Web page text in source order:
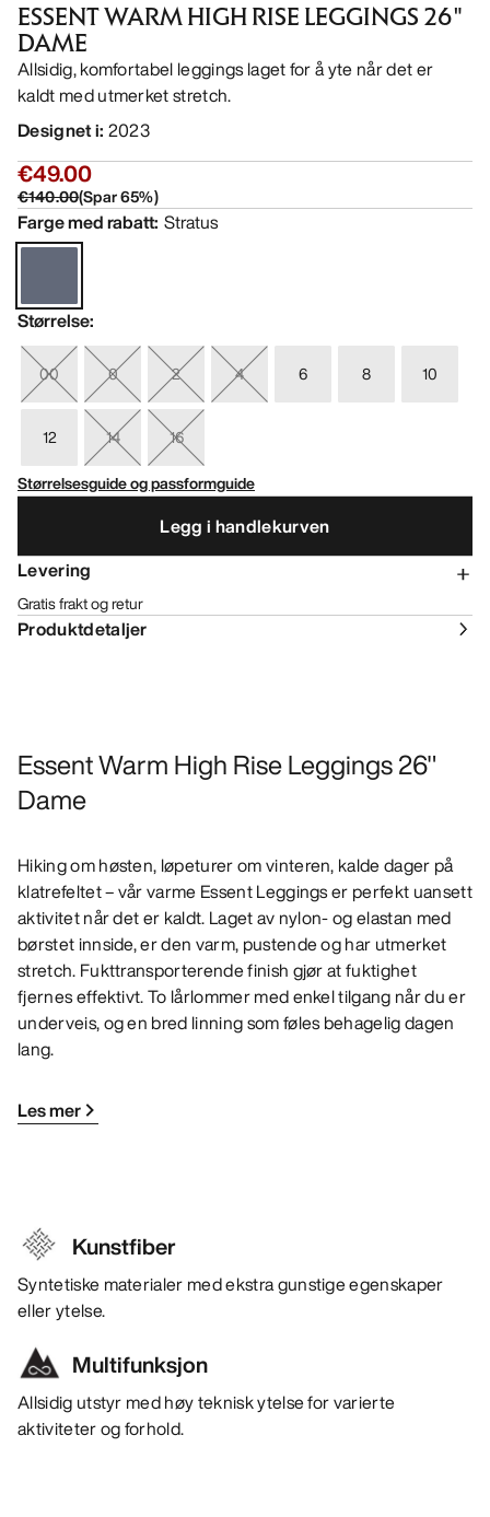
ESSENT WARM HIGH RISE LEGGINGS 26"
DAME
Allsidig, komfortabel leggings laget for å yte når det er
kaldt med utmerket stretch.
Designet i: 2023
€49.00
€140.00(Spar65%)
Farge med rabatt: Stratus
Størrelse:
00 0 2 4 6 8 10
12 14
16
Størrelsesguide og passformguide
Legg i handlekurven
Levering
Gratis frakt og retur
Produktdetaljer
Essent Warm High Rise Leggings 26"
Dame
Hiking om høsten, løpeturer om vinteren, kalde dager på
klatrefeltet – vår varme Essent Leggings er perfekt uansett
aktivitet når det er kaldt. Laget av nylon- og elastan med
børstet innside, er den varm, pustende og har utmerket
stretch. Fukttransporterende finish gjør at fuktighet
fjernes effektivt. To lårlommer med enkel tilgang når du er
underveis, og en bred linning som føles behagelig dagen
lang.
Les mer
Kunstfiber
Syntetiske materialer med ekstra gunstige egenskaper
eller ytelse.
Multifunksjon
Allsidig utstyr med høy teknisk ytelse for varierte
aktiviteter og forhold.